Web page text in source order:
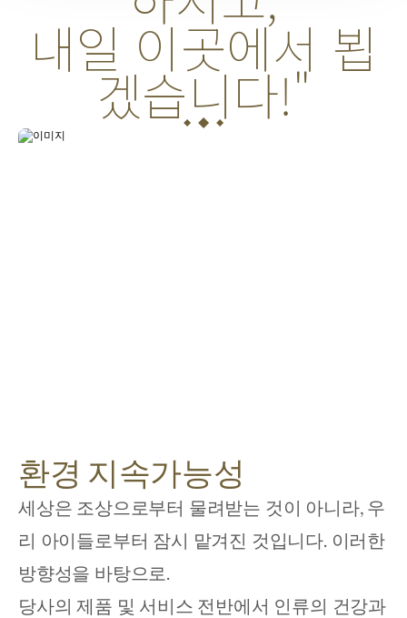
내일 이곳에서 뵙
겠습니다!"
환경 지속가능성
세상은 조상으로부터 물려받는 것이 아니라, 우
리 아이들로부터 잠시 맡겨진 것입니다. 이러한
방향성을 바탕으로.
당사의 제품 및 서비스 전반에서 인류의 건강과